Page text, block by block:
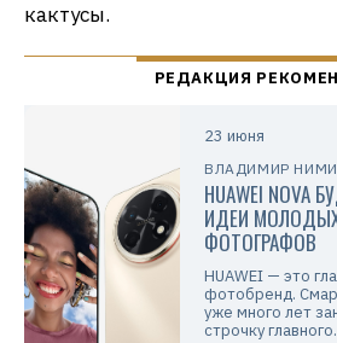
кактусы.
23 июня
ВЛАДИМИР
HUAWEI NOVA
ИДЕИ
ФОТОГРАФОВ
HUAWEI — это
фотобренд.
уже много лет
строчку